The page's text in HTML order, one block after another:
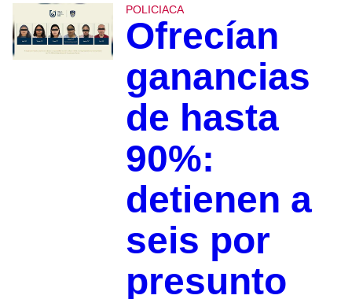
POLICIACA
Ofrecían
ganancias
de hasta
90%:
detienen a
seis por
presunto